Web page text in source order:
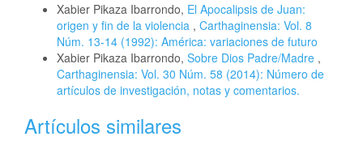
Xabier Pikaza Ibarrondo, El Apocalipsis de Juan:
origen y fin de la violencia , Carthaginensia: Vol. 8
Núm. 13-14 (1992): América: variaciones de futuro
Xabier Pikaza Ibarrondo, Sobre Dios Padre/Madre ,
Carthaginensia: Vol. 30 Núm. 58 (2014): Número de
artículos de investigación, notas y comentarios.
Artículos similares